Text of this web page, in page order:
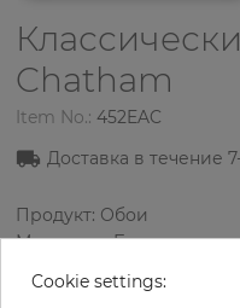
Chatham
Item No.: 452EAC
Доставка в течение 7
Продукт: Обои
Материал: Бумага
Дизайн: Полосы
Cookie settings: